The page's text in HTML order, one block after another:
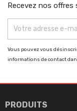
Recevez nos offres
Vous pouvez vous
informations de contact
PRODUITS